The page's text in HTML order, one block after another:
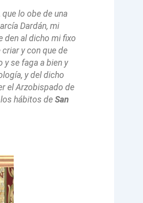
lo obe de una
Dardán, mi
den al dicho mi fixo
y con que de
y se faga a bien y
y del dicho
el Arzobispado de
hábitos de San